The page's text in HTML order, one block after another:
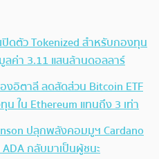
ปิดตัว Tokenized สำหรับกองทุน
ลค่า 3.11 แสนล้านดอลลาร์
อิตาลี ลดสัดส่วน Bitcoin ETF
น ใน Ethereum แทนถึง 3 เท่า
ปลุกพลังคอมมูฯ Cardano
กลับมาเป็นผู้ชนะ